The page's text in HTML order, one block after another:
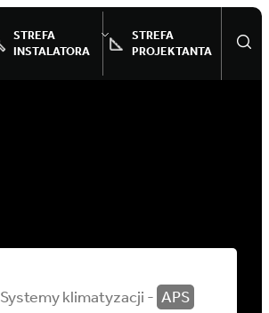
STREFA
INSTALATORA
STREFA
PROJEKTANTA
Systemy klimatyzacji - APS